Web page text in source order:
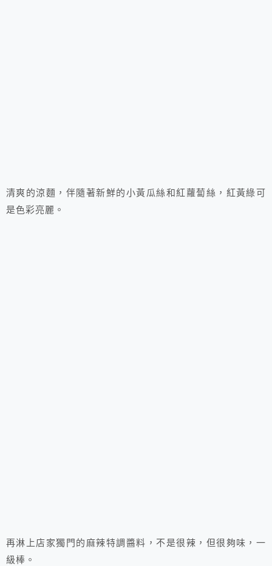
清爽的涼麵，伴隨著新鮮的小黃瓜絲和紅蘿蔔絲，紅黃綠可
是色彩亮麗。
再淋上店家獨門的麻辣特調醬料，不是很辣，但很夠味，一
級棒。